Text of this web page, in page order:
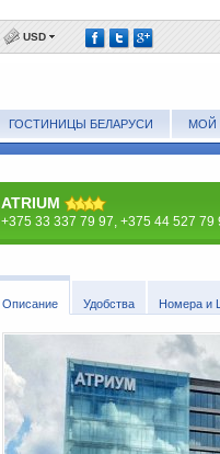
USD
ГОСТИНИЦЫ БЕЛАРУСИ МОЙ
ATRIUM
+375 33 337 79 97, +375 44 527 79
Описание Удобства Номера и